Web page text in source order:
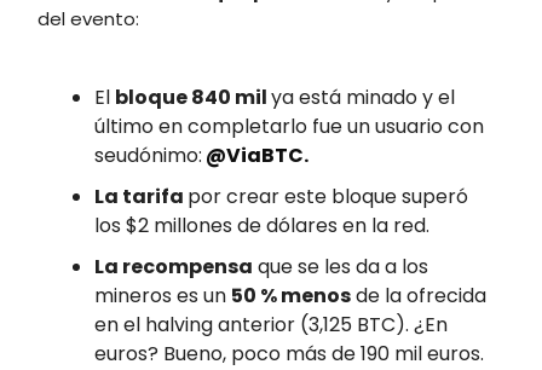
del evento:
El bloque 840 milya está minado y el
último en completarlo fue un usuario con
seudónimo: @ViaBTC.
La tarifa por crear este bloque superó
los $2 millones de dólares en la red.
La recompensa que se les da a los
mineros es un 50 % menosde la ofrecida
en el halving anterior (3,125 BTC). ¿En
euros? Bueno, poco más de 190 mil euros.